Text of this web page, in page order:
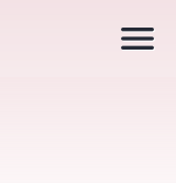
